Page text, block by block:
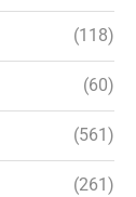
(118)
(60)
(561)
(261)